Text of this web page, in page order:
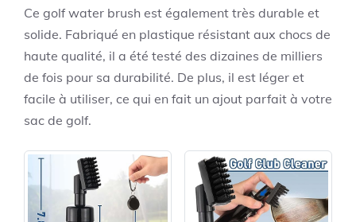
Ce golf water brush est également très durable et
solide. Fabriqué en plastique résistant aux chocs de
haute qualité, il a été testé des dizaines de milliers
de fois pour sa durabilité. De plus, il est léger et
facile à utiliser, ce qui en fait un ajout parfait à votre
sac de golf.